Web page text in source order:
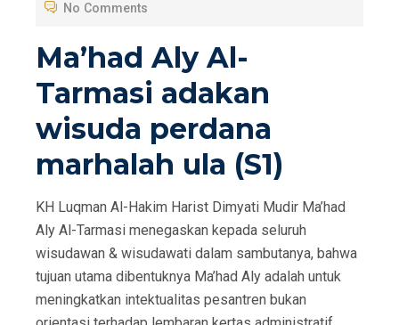
E
O
N
No Comments
Ma’had Aly Al-
Tarmasi adakan
wisuda perdana
marhalah ula (S1)
KH Luqman Al-Hakim Harist Dimyati Mudir Ma’had
Aly Al-Tarmasi menegaskan kepada seluruh
wisudawan & wisudawati dalam sambutanya, bahwa
tujuan utama dibentuknya Ma’had Aly adalah untuk
meningkatkan intektualitas pesantren bukan